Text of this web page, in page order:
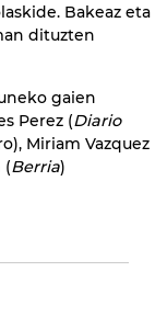
Bakeaz eta
dituzten
gaien
Perez (Diario
Miriam Vazquez
(Berria)